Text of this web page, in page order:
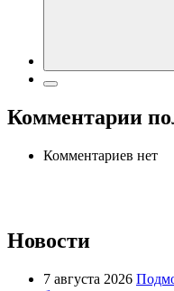
Комментарии
Комментариев нет
Новости
7 августа 2026